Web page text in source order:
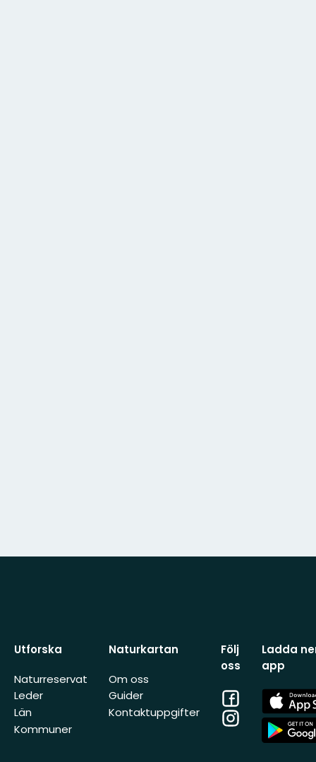
Utforska
Naturreservat
Leder
Län
Kommuner
Naturkartan
Om oss
Guider
Kontaktuppgifter
Följ
oss
Facebook
Instagram
Ladda
app
App
Store
App
Store